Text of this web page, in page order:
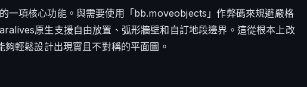
一項核心功能。與需要使用「bb.moveobjects」作弊碼來規避嚴格
原生支援自由放置、弧形牆壁和自訂地段邊界。這從根本上改
輕鬆設計出現實且不對稱的平面圖。